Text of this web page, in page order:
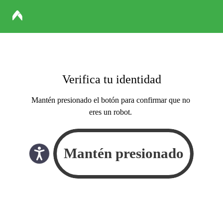
Verifica tu identidad
Mantén presionado el botón para confirmar que no
eres un robot.